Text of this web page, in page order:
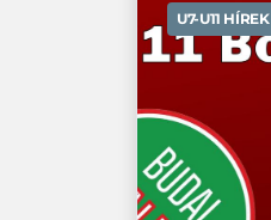
U7-U11 HÍREK